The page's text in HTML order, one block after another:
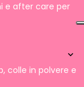
e after care per

colle in polvere e